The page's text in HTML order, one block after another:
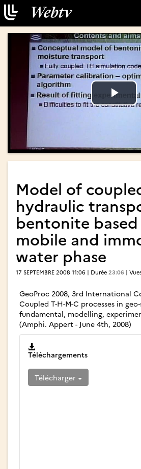
Lire
Lire
Model of
hydraulic
bentonite
mobile and
water phase
17 SEPTEMBRE 2008 11:06 | Durée 23:06 |
GeoProc 2008, 3rd International
Coupled T-H-M-C processes in
fundamental, modelling,
(Amphi. Appert - June 4th, 2008)
Téléchargements
Télécharger